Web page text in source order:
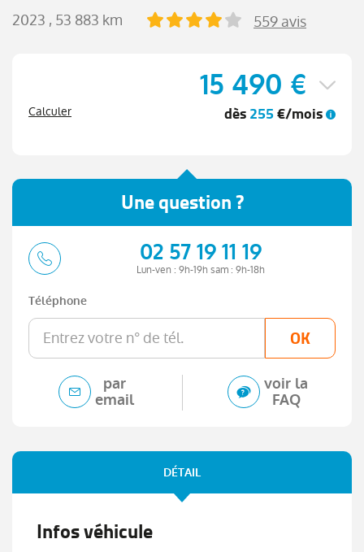
2023 , 53 883 km 559 avis
Calculer
15 490 €
dès255€/mois
Une question ?
02 57 19 11 19
Lun-ven : 9h-19h sam : 9h-18h
Téléphone
OK
par
email
voir la
FAQ
DÉTAIL
Infos véhicule